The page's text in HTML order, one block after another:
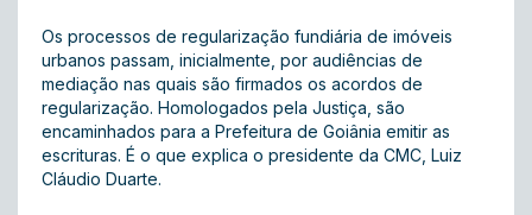
Os processos de regularização fundiária de imóveis
urbanos passam, inicialmente, por audiências de
mediação nas quais são firmados os acordos de
regularização. Homologados pela Justiça, são
encaminhados para a Prefeitura de Goiânia emitir as
escrituras. É o que explica o presidente da CMC, Luiz
Cláudio Duarte.